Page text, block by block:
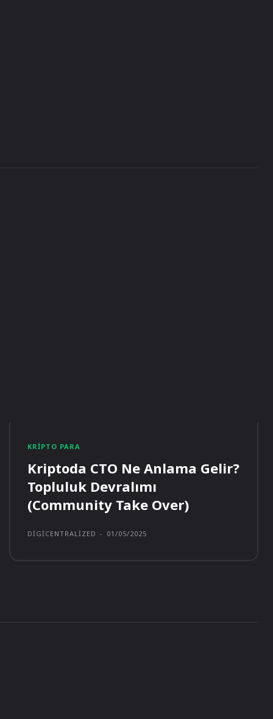
KRIPTO PARA
Kriptoda CTO Ne Anlama Gelir?
Topluluk Devralımı
(Community Take Over)
DIGICENTRALIZED - 01/05/2025